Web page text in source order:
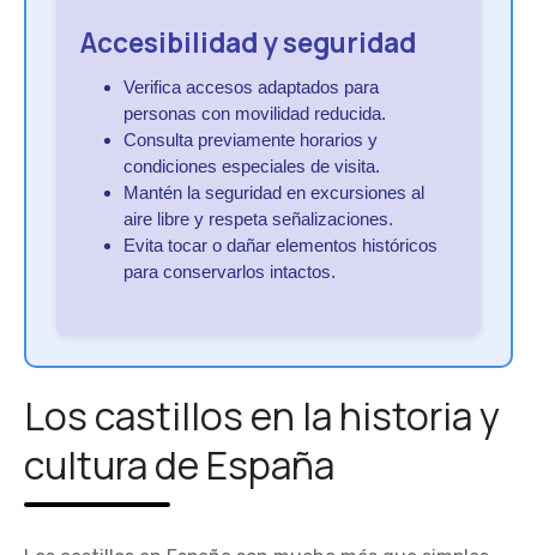
Accesibilidad y seguridad
Verifica accesos adaptados para
personas con movilidad reducida.
Consulta previamente horarios y
condiciones especiales de visita.
Mantén la seguridad en excursiones al
aire libre y respeta señalizaciones.
Evita tocar o dañar elementos históricos
para conservarlos intactos.
Los castillos en la historia y
cultura de España